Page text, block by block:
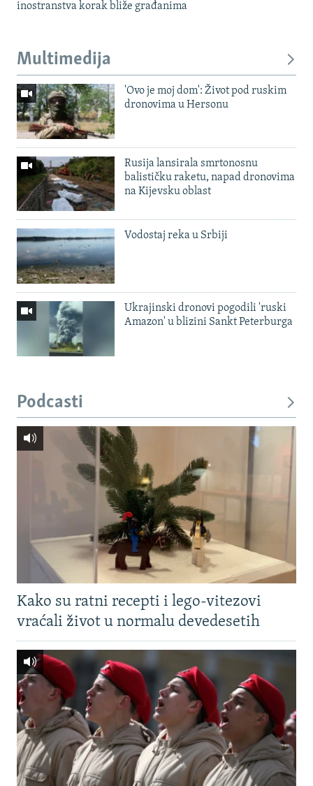
inostranstva korak bliže građanima
Multimedija
'Ovo je moj dom': Život pod ruskim
dronovima u Hersonu
Rusija lansirala smrtonosnu
balističku raketu, napad dronovima
na Kijevsku oblast
Vodostaj reka u Srbiji
Ukrajinski dronovi pogodili 'ruski
Amazon' u blizini Sankt Peterburga
Podcasti
Kako su ratni recepti i lego-vitezovi
vraćali život u normalu devedesetih